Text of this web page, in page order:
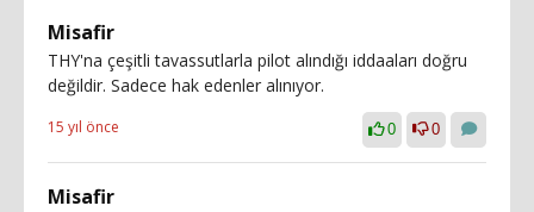
Misafir
THY'na çeşitli tavassutlarla pilot alındığı iddaaları doğru
değildir. Sadece hak edenler alınıyor.
15 yıl önce 0 0
Misafir